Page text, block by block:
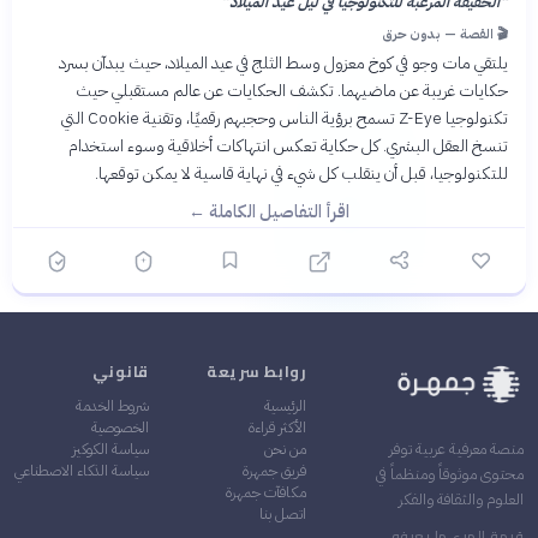
🎬 القصة — بدون حرق
يلتقي مات وجو في كوخ معزول وسط الثلج في عيد الميلاد، حيث يبدآن بسرد
حكايات غريبة عن ماضيهما. تكشف الحكايات عن عالم مستقبلي حيث
تكنولوجيا Z-Eye تسمح برؤية الناس وحجبهم رقميًا، وتقنية Cookie التي
تنسخ العقل البشري. كل حكاية تعكس انتهاكات أخلاقية وسوء استخدام
للتكنولوجيا، قبل أن ينقلب كل شيء في نهاية قاسية لا يمكن توقعها.
اقرأ التفاصيل الكاملة ←
منصة معرفية عربية توفر
محتوى موثوقاً ومنظماً في
العلوم والثقافة والفكر
روابط سريعة
الرئيسية
الأكثر قراءة
من نحن
فريق جمهرة
مكافآت جمهرة
اتصل بنا
قانوني
شروط الخدمة
الخصوصية
سياسة الكوكيز
سياسة الذكاء الاصطناعي